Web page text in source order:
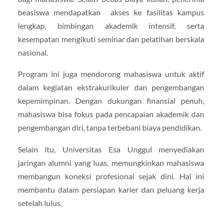
beasiswa mendapatkan akses ke fasilitas kampus
lengkap, bimbingan akademik intensif, serta
kesempatan mengikuti seminar dan pelatihan berskala
nasional.
Program ini juga mendorong mahasiswa untuk aktif
dalam kegiatan ekstrakurikuler dan pengembangan
kepemimpinan. Dengan dukungan finansial penuh,
mahasiswa bisa fokus pada pencapaian akademik dan
pengembangan diri, tanpa terbebani biaya pendidikan.
Selain itu, Universitas Esa Unggul menyediakan
jaringan alumni yang luas, memungkinkan mahasiswa
membangun koneksi profesional sejak dini. Hal ini
membantu dalam persiapan karier dan peluang kerja
setelah lulus.